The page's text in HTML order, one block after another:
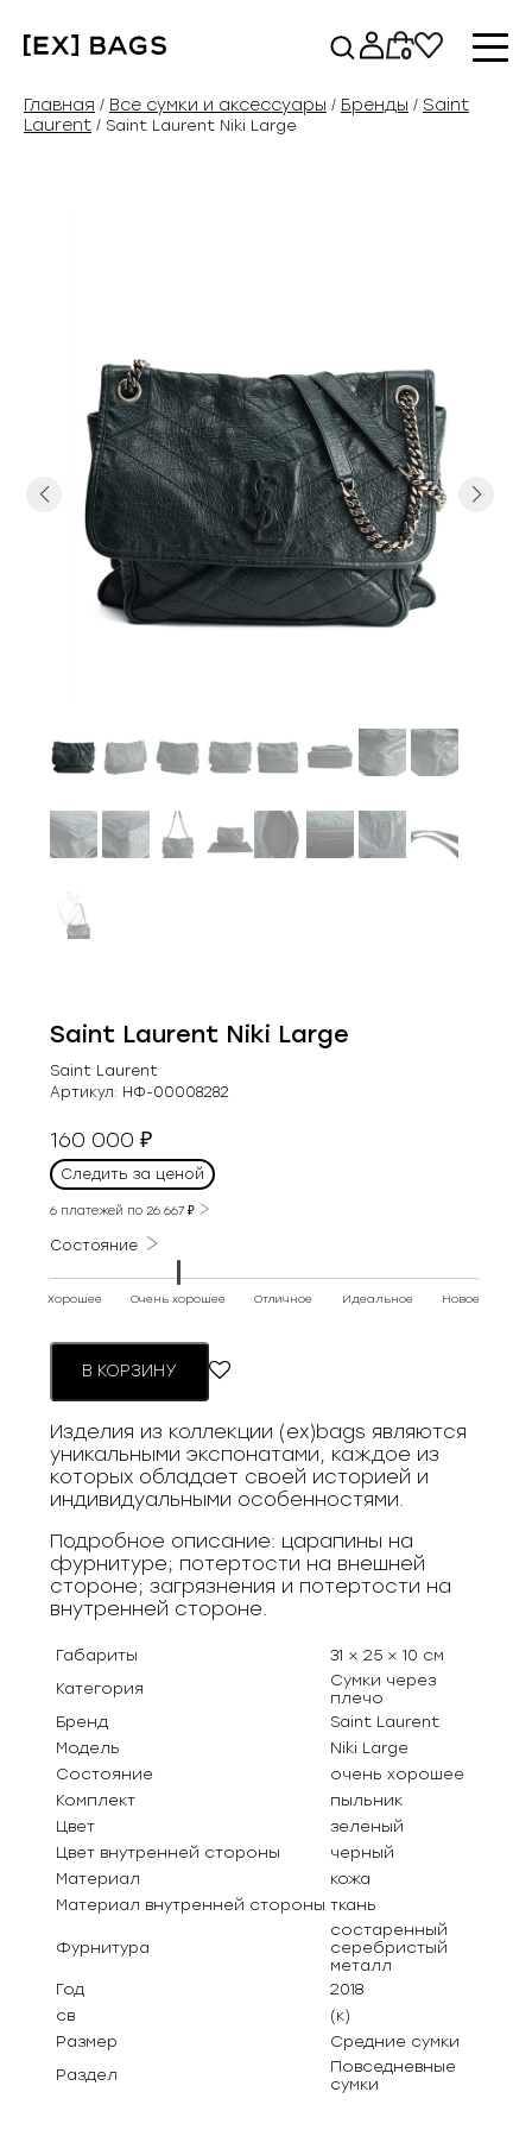
содержимому
0
Главная / Все сумки и аксессуары / Бренды / Saint
Laurent / Saint Laurent Niki Large
Previous Next
Saint Laurent Niki Large
Saint Laurent
Артикул: НФ-00008282
160 000₽
Следить за ценой
6 платежей по26 667₽
Состояние
Хорошее Очень хорошее Отличное Идеальное Новое
В КОРЗИНУ
Изделия из коллекции (ex)bags являются
уникальными экспонатами, каждое из
которых обладает своей историей и
индивидуальными особенностями.
Подробное описание: царапины на
фурнитуре; потертости на внешней
стороне; загрязнения и потертости на
внутренней стороне.
Габариты
31 × 25 × 10 см
Категория
Сумки через
плечо
Бренд
Saint Laurent
Модель
Niki Large
Состояние
очень хорошее
Комплект
пыльник
Цвет
зеленый
Цвет внутренней стороны
черный
Материал
кожа
Материал внутренней стороны ткань
Фурнитура
состаренный
серебристый
металл
Год
2018
св
(к)
Размер
Средние сумки
Раздел
Повседневные
сумки